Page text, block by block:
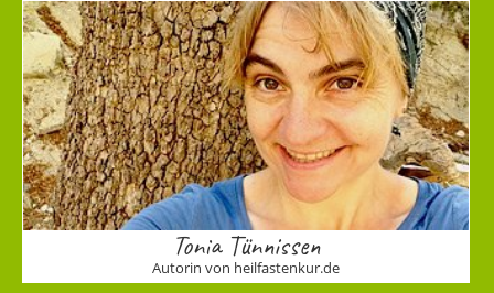
Tonia Tünnissen
Autorin von heilfastenkur.de